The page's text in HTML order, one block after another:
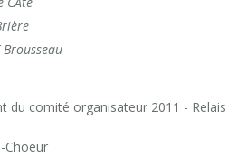
du comité organisateur 2011 - Relais
Choeur